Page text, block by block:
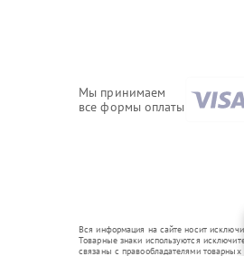
Мы принимаем
все формы оплаты
Вся информация на сайте носит
Товарные знаки используются
связаны с правообладателями